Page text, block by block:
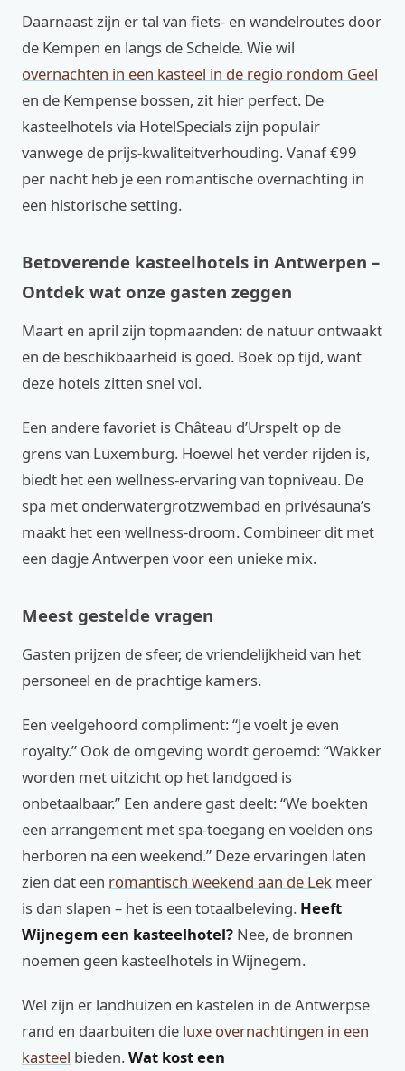
Daarnaast zijn er tal van fiets- en wandelroutes door
de Kempen en langs de Schelde. Wie wil
overnachten in een kasteel in de regio rondom Geel
en de Kempense bossen, zit hier perfect. De
kasteelhotels via HotelSpecials zijn populair
vanwege de prijs-kwaliteitverhouding. Vanaf €99
per nacht heb je een romantische overnachting in
een historische setting.
Betoverende kasteelhotels in Antwerpen –
Ontdek wat onze gasten zeggen
Maart en april zijn topmaanden: de natuur ontwaakt
en de beschikbaarheid is goed. Boek op tijd, want
deze hotels zitten snel vol.
Een andere favoriet is Château d’Urspelt op de
grens van Luxemburg. Hoewel het verder rijden is,
biedt het een wellness-ervaring van topniveau. De
spa met onderwatergrotzwembad en privésauna’s
maakt het een wellness-droom. Combineer dit met
een dagje Antwerpen voor een unieke mix.
Meest gestelde vragen
Gasten prijzen de sfeer, de vriendelijkheid van het
personeel en de prachtige kamers.
Een veelgehoord compliment: “Je voelt je even
royalty.” Ook de omgeving wordt geroemd: “Wakker
worden met uitzicht op het landgoed is
onbetaalbaar.” Een andere gast deelt: “We boekten
een arrangement met spa-toegang en voelden ons
herboren na een weekend.” Deze ervaringen laten
zien dat een romantisch weekend aan de Lek meer
is dan slapen – het is een totaalbeleving. Heeft
Wijnegem een kasteelhotel? Nee, de bronnen
noemen geen kasteelhotels in Wijnegem.
Wel zijn er landhuizen en kastelen in de Antwerpse
rand en daarbuiten die luxe overnachtingen in een
kasteel bieden.Wat kost een